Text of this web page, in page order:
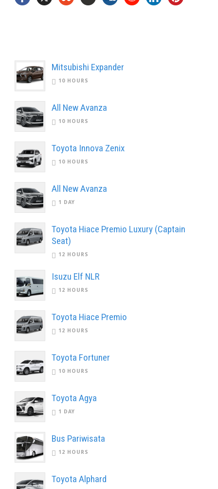
Mitsubishi Expander
10 HOURS
All New Avanza
10 HOURS
Toyota Innova Zenix
10 HOURS
All New Avanza
1 DAY
Toyota Hiace Premio Luxury (Captain
Seat)
12 HOURS
Isuzu Elf NLR
12 HOURS
Toyota Hiace Premio
12 HOURS
Toyota Fortuner
10 HOURS
Toyota Agya
1 DAY
Bus Pariwisata
12 HOURS
Toyota Alphard